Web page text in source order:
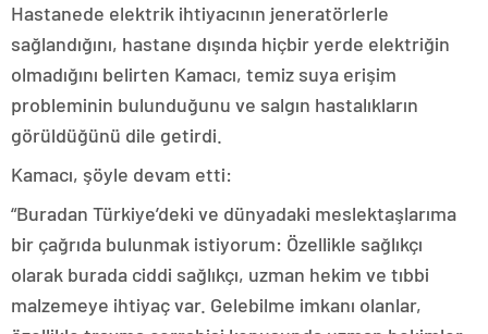
Hastanede elektrik ihtiyacının jeneratörlerle
sağlandığını, hastane dışında hiçbir yerde elektriğin
olmadığını belirten Kamacı, temiz suya erişim
probleminin bulunduğunu ve salgın hastalıkların
görüldüğünü dile getirdi.
Kamacı, şöyle devam etti:
“Buradan Türkiye’deki ve dünyadaki meslektaşlarıma
bir çağrıda bulunmak istiyorum: Özellikle sağlıkçı
olarak burada ciddi sağlıkçı, uzman hekim ve tıbbi
malzemeye ihtiyaç var. Gelebilme imkanı olanlar,